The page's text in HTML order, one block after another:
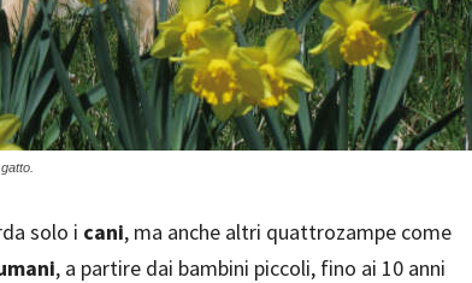
solo i cani, ma anche altri quattrozampe come
, a partire dai bambini piccoli, fino ai 10 anni